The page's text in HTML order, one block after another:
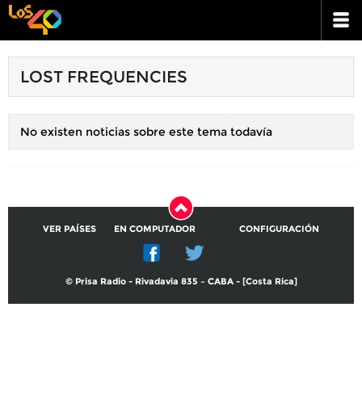
LOST FREQUENCIES
No existen noticias sobre este tema todavía
VER PAÍSES EN COMPUTADOR CONFIGURACIÓN
© Prisa Radio - Rivadavia 835 – CABA - [Costa Rica]